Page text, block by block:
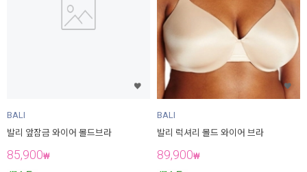
BALI
발리 앞잠금 와이어 몰드브라
85,900₩
BALI
발리 럭셔리 몰드 와이어 브라
89,900₩